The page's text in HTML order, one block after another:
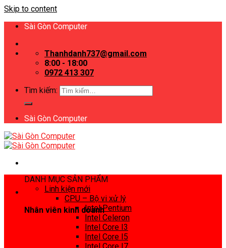
Skip to content
Sài Gòn Computer
Thanhdanh737@gmail.com
8:00 - 18:00
0972 413 307
Tìm kiếm:
Sài Gòn Computer
Nhân viên kinh doanh
DANH MỤC SẢN PHẨM
Linh kiện mới
CPU – Bộ vi xử lý
Intel Pentium
Intel Celeron
Intel Core I3
Intel Core I5